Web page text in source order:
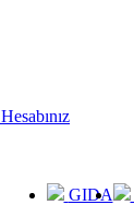
Hesabınız
GIDA